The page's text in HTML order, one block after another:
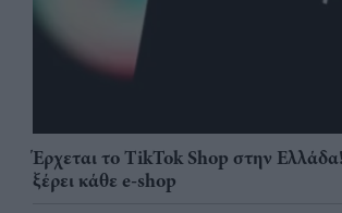
Έρχεται το TikTok Shop στην
ξέρει κάθε e-shop